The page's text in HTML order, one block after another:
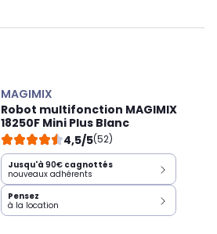
MAGIMIX
Robot multifonction MAGIMIX
18250F Mini Plus Blanc
4,5/5(52)
Jusqu'à 90€ cagnottés
nouveaux adhérents
Pensez
à la location